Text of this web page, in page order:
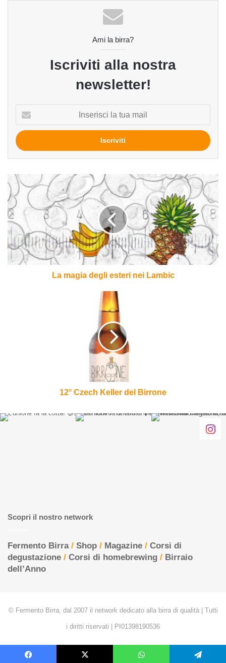
Ami la birra?
Iscriviti alla nostra
newsletter!
tua
mail
magia
degli
esteri
nei
Lambic
La magia degli esteri nei Lambic
12° Czech Keller del Birrone
Scopri il nostro network
Fermento Birra/ Shop / Magazine / Corsi di
degustazione / Corsi di homebrewing / Birraio
dell’Anno
© Fermento Birra, dal 2007 il network dedicato alla birra di qualità | Tutti
i diritti riservati | PI01398190536